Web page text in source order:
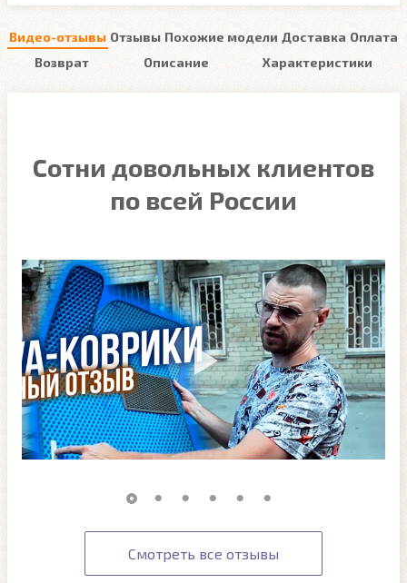
Видео-отзывы Отзывы Похожие модели Доставка Оплата
Возврат
Описание Характеристики
Сотни довольных клиентов
по всей России
Смотреть все отзывы